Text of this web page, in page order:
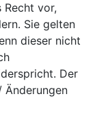
vor,
Sie gelten
dieser nicht
Der
Änderungen